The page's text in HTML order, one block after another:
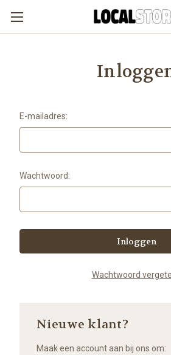
E-mailadres:
Wachtwoord:
Wachtwoord
Nieuwe klant?
Maak een account aan bij ons om: